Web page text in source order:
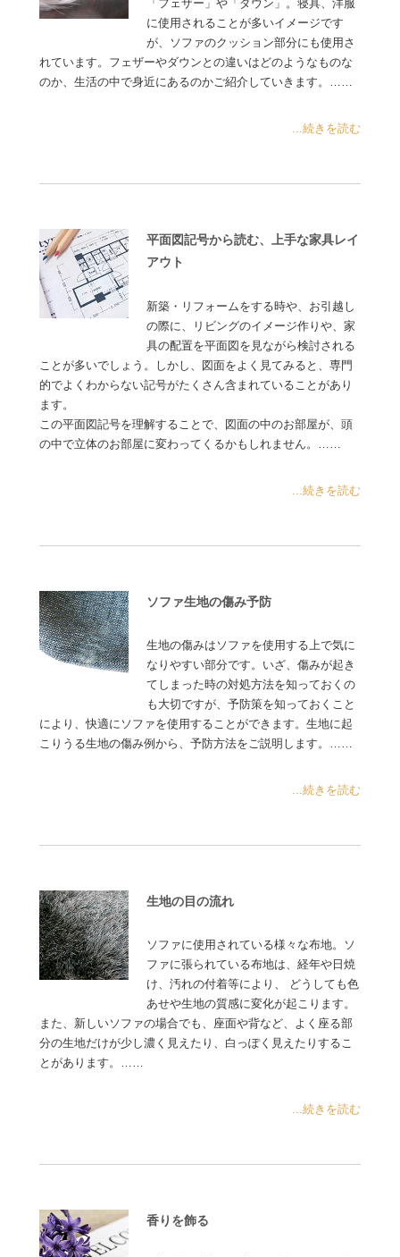
「フェザー」や「ダウン」。寝具、洋服
に使用されることが多いイメージです
が、ソファのクッション部分にも使用さ
れています。フェザーやダウンとの違いはどのようなものな
のか、生活の中で身近にあるのかご紹介していきます。……
...続きを読む
平面図記号から読む、上手な家具レイ
アウト
新築・リフォームをする時や、お引越し
の際に、リビングのイメージ作りや、家
具の配置を平面図を見ながら検討される
ことが多いでしょう。しかし、図面をよく見てみると、専門
的でよくわからない記号がたくさん含まれていることがあり
ます。
この平面図記号を理解することで、図面の中のお部屋が、頭
の中で立体のお部屋に変わってくるかもしれません。……
...続きを読む
ソファ生地の傷み予防
生地の傷みはソファを使用する上で気に
なりやすい部分です。いざ、傷みが起き
てしまった時の対処方法を知っておくの
も大切ですが、予防策を知っておくこと
により、快適にソファを使用することができます。生地に起
こりうる生地の傷み例から、予防方法をご説明します。……
...続きを読む
生地の目の流れ
ソファに使用されている様々な布地。ソ
ファに張られている布地は、経年や日焼
け、汚れの付着等により、 どうしても色
あせや生地の質感に変化が起こります。
また、新しいソファの場合でも、座面や背など、よく座る部
分の生地だけが少し濃く見えたり、白っぽく見えたりするこ
とがあります。……
...続きを読む
香りを飾る